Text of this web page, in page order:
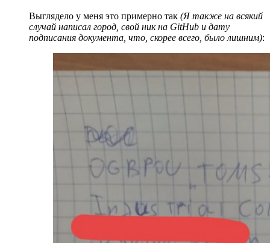
Выглядело у меня это примерно так (Я также на всякий
случай написал город, свой ник на GitHub и дату
подписания документа, что, скорее всего, было лишним):